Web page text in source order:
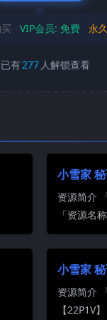
VIP会员: 免费 永
已有277 人解锁查看
小雪家
资源简介
「资源名
小雪家
资源简介
【22P1V